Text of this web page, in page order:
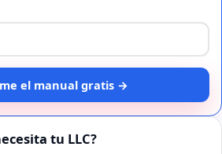
el manual gratis →
tu LLC?